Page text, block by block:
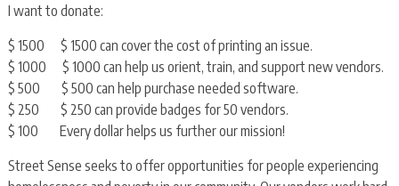
I want to donate:
$ 1500 $ 1500 can cover the cost of printing an issue.
$ 1000 $ 1000 can help us orient, train, and support new vendors.
$ 500 $ 500 can help purchase needed software.
$ 250 $ 250 can provide badges for 50 vendors.
$ 100 Every dollar helps us further our mission!
Street Sense seeks to offer opportunities for people experiencing